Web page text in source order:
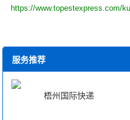
https://www.topestexpress.com/
服务推荐
梧州国际快递